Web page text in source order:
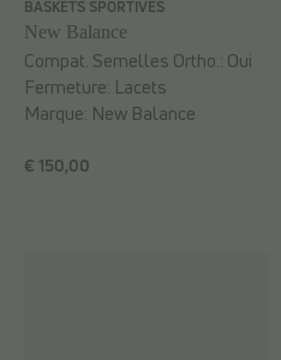
BASKETS SPORTIVES
New Balance
€ 150,00
Compat. Semelles Ortho.: Oui
Fermeture: Lacets
Marque: New Balance